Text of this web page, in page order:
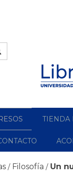
TIENDA
/ Filosofía / Un